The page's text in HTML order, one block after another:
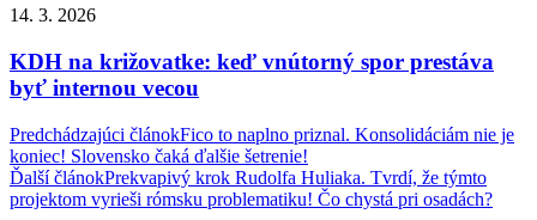
14. 3. 2026
KDH na križovatke: keď vnútorný spor prestáva
byť internou vecou
Navigácia
v
článku
Predchádzajúci článokFico to naplno priznal. Konsolidáciám nie je
koniec! Slovensko čaká ďalšie šetrenie!
Ďalší článokPrekvapivý krok Rudolfa Huliaka. Tvrdí, že týmto
projektom vyrieši rómsku problematiku! Čo chystá pri osadách?